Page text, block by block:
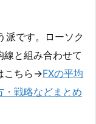
派です。ローソク
と組み合わせて
こちら→FXの平均
・戦略などまとめ